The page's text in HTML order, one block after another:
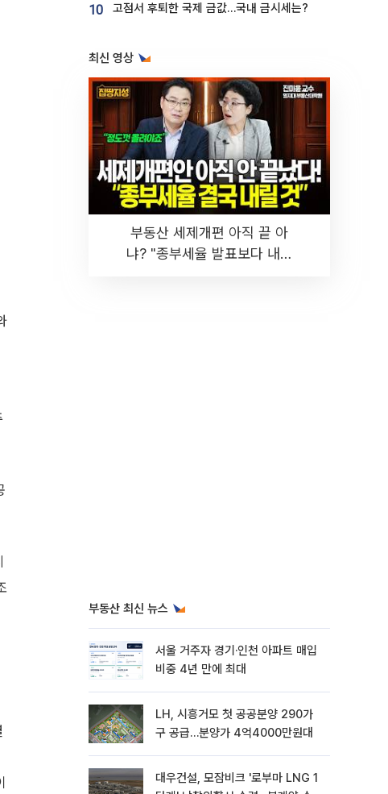
10 고점서 후퇴한 국제 금값…국내 금시세는?
최신 영상
부동산 세제개편 아직 끝 아
냐? "종부세율 발표보다 내릴
부동산 최신 뉴스
서울 거주자 경기·인천 아파트 매입
비중 4년 만에 최대
LH, 시흥거모 첫 공공분양 290가
구 공급…분양가 4억4000만원대
대우건설, 모잠비크 '로부마 LNG 1